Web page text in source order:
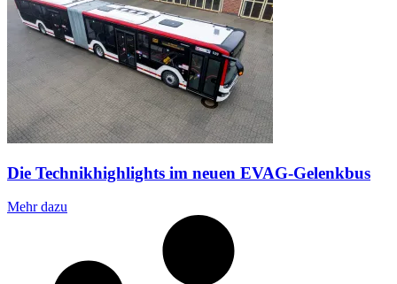
Die Technikhighlights im neuen EVAG-Gelenkbus
Mehr dazu